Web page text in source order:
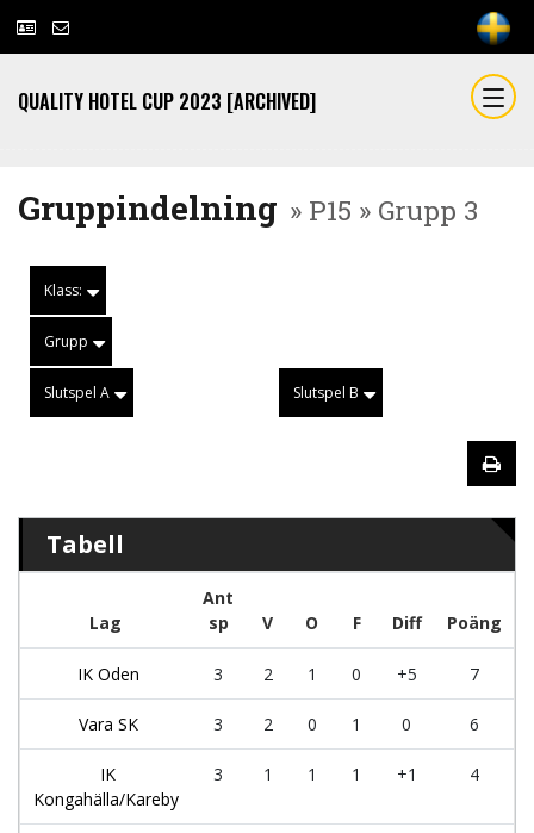
QUALITY HOTEL CUP 2023 [ARCHIVED]
Gruppindelning » P15 » Grupp 3
Klass:
Grupp
Slutspel A Slutspel B
Tabell
Lag
Ant
sp
V O F Diff Poäng
IK Oden 3 2 1 0 +5 7
Vara SK 3 2 0 1 0 6
IK
Kongahälla/Kareby
3 1 1 1 +1 4